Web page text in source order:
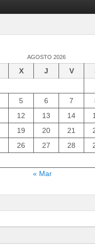
AGOSTO 2026
X J V
5 6 7
12 13 14
19 20 21
26 27 28
« Mar